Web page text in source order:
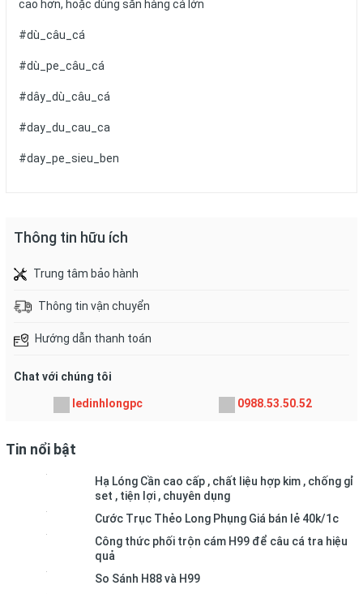
cao hơn, hoặc dùng săn hàng cá lớn
#dù_câu_cá
#dù_pe_câu_cá
#dây_dù_câu_cá
#day_du_cau_ca
#day_pe_sieu_ben
Thông tin hữu ích
Trung tâm bảo hành
Thông tin vận chuyển
Hướng dẫn thanh toán
Chat với chúng tôi
ledinhlongpc 0988.53.50.52
Tin nổi bật
Hạ Lóng Cần cao cấp , chất liệu hợp kim , chống gỉ
set , tiện lợi , chuyên dụng
Cước Trục Thẻo Long Phụng Giá bán lẻ 40k/1c
Công thức phối trộn cám H99 để câu cá tra hiệu
quả
So Sánh H88 và H99